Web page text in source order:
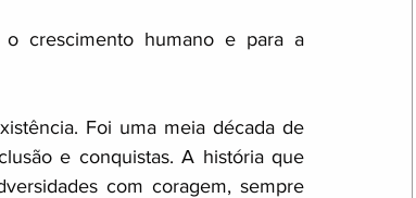
crescimento humano e para a
Foi uma meia década de
e conquistas. A história que
com coragem, sempre